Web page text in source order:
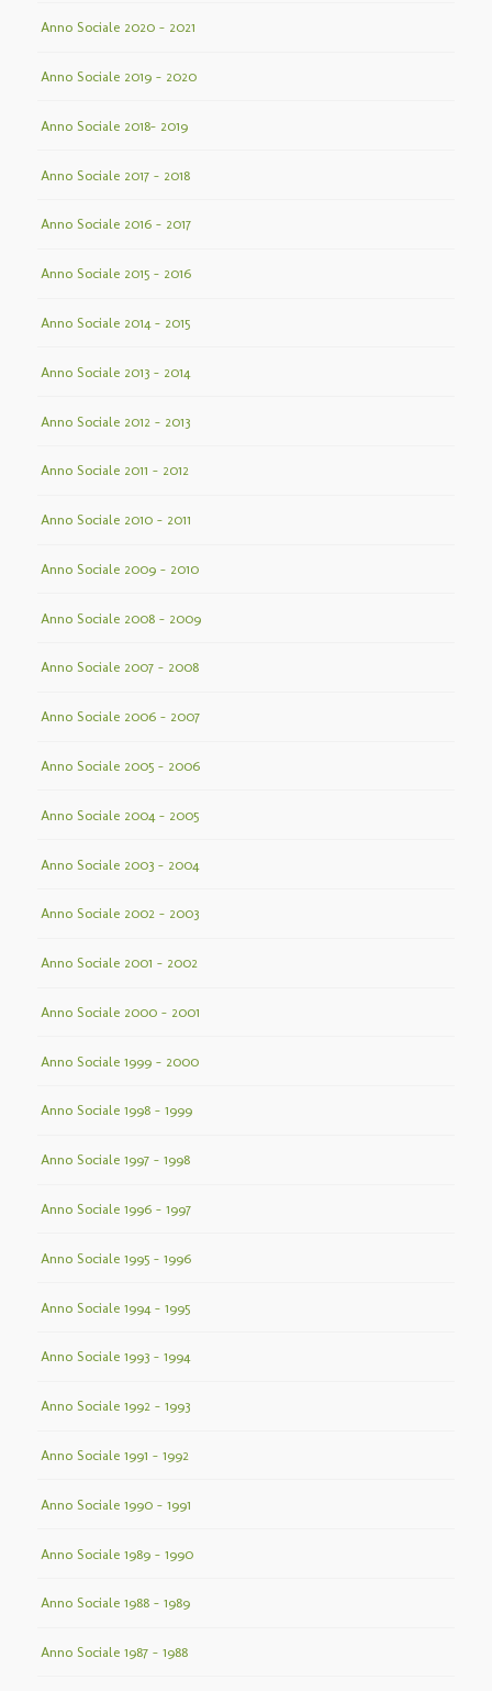
Anno Sociale 2020 – 2021
Anno Sociale 2019 – 2020
Anno Sociale 2018– 2019
Anno Sociale 2017 – 2018
Anno Sociale 2016 – 2017
Anno Sociale 2015 – 2016
Anno Sociale 2014 – 2015
Anno Sociale 2013 – 2014
Anno Sociale 2012 – 2013
Anno Sociale 2011 – 2012
Anno Sociale 2010 – 2011
Anno Sociale 2009 – 2010
Anno Sociale 2008 – 2009
Anno Sociale 2007 – 2008
Anno Sociale 2006 – 2007
Anno Sociale 2005 – 2006
Anno Sociale 2004 – 2005
Anno Sociale 2003 – 2004
Anno Sociale 2002 – 2003
Anno Sociale 2001 – 2002
Anno Sociale 2000 – 2001
Anno Sociale 1999 – 2000
Anno Sociale 1998 – 1999
Anno Sociale 1997 – 1998
Anno Sociale 1996 – 1997
Anno Sociale 1995 – 1996
Anno Sociale 1994 – 1995
Anno Sociale 1993 – 1994
Anno Sociale 1992 – 1993
Anno Sociale 1991 – 1992
Anno Sociale 1990 – 1991
Anno Sociale 1989 – 1990
Anno Sociale 1988 – 1989
Anno Sociale 1987 – 1988